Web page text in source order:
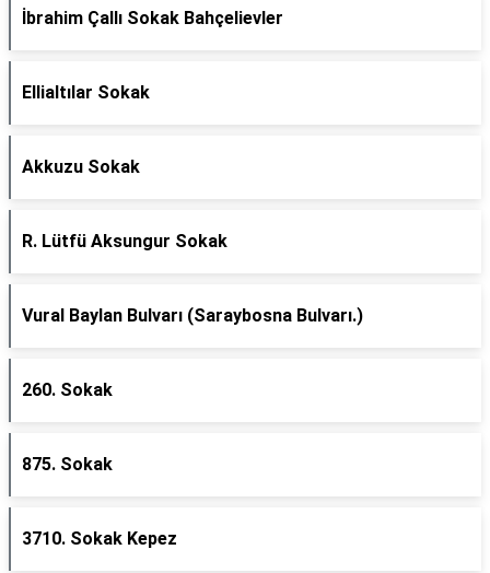
İbrahim Çallı Sokak Bahçelievler
Ellialtılar Sokak
Akkuzu Sokak
R. Lütfü Aksungur Sokak
Vural Baylan Bulvarı (Saraybosna Bulvarı.)
260. Sokak
875. Sokak
3710. Sokak Kepez